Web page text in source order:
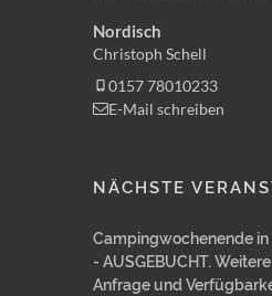
Nordisch
Christoph Schell
0157 78010233
E-Mail schreiben
NÄCHSTE
Campingwochenende
- AUSGEBUCHT.
Anfrage und